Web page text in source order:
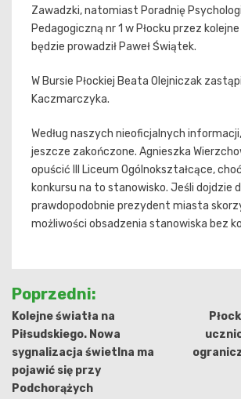
Zawadzki, natomiast Poradnię
Pedagogiczną nr 1 w Płocku przez
będzie prowadził Paweł Świątek.
W Bursie Płockiej Beata Olejniczak
Kaczmarczyka.
Według naszych nieoficjalnych
jeszcze zakończone. Agnieszka
opuścić III Liceum Ogólnokształcące,
konkursu na to stanowisko. Jeśli dojdzie
prawdopodobnie prezydent miasta
możliwości obsadzenia stanowiska bez
Nawigacja
wpisu
Poprzedni:
Kolejne światła na
Piłsudskiego. Nowa
sygnalizacja świetlna ma
pojawić się przy
Podchorążych